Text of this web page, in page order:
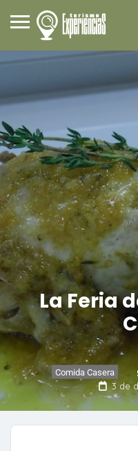
La Feria
Comida Casera
3 de